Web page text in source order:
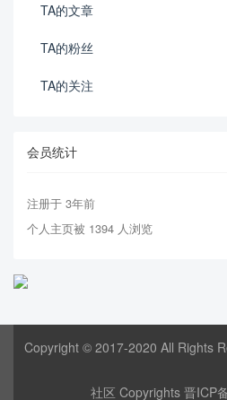
TA的文章
TA的粉丝
TA的关注
会员统计
注册于 3年前
个人主页被 1394 人浏览
Copyright © 2017-2020 All Rights
社区 Copyrights 晋ICP